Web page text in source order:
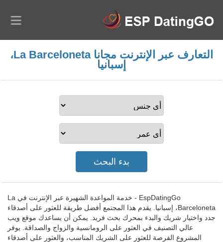
التعارف عبر الإنترنت مجانا La Barceloneta،
إسبانيا
EspDatingGo - خدمة المواعدة الشهيرة عبر الإنترنت في La
Barceloneta، إسبانيا. يقدم هذا المجتمع أفضل طريقة للعثور على أصدقاء
جدد واختيار شريك والبدء بمحرك بحث فريد. يمكن أن يساعدك موقع ويب
عالي التصنيف في العثور على الرومانسية والزواج والصداقة. يوفر
المشروع الفرصة للعثور على الشريك المناسب، والعثور على أصدقاء